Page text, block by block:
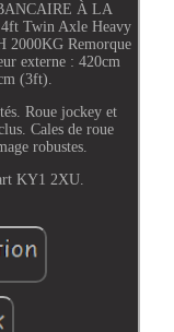
À LA
Twin Axle Heavy
2000KG Remorque
externe : 420cm
(3ft).
Roue jockey et
Cales de roue
robustes.
KY1 2XU.